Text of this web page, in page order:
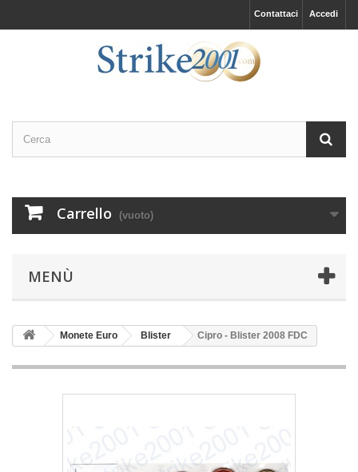
Accedi
Contattaci
Carrello (vuoto)
MENÙ
Monete Euro Blister Cipro - Blister 2008 FDC